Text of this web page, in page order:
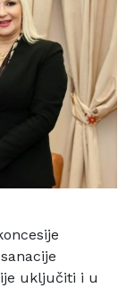
uključiti i u